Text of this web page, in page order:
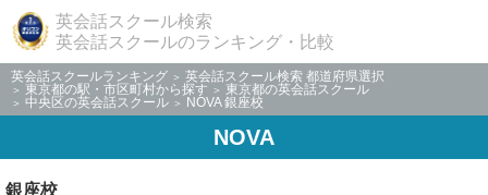
英会話スクール検索
英会話スクールのランキング・比較
英会話スクールランキング
英会話スクール検索 都道府県選択
東京都の駅・市区町村から探す
東京都の英会話スクール
中央区の英会話スクール
NOVA 銀座校
NOVA
銀座校